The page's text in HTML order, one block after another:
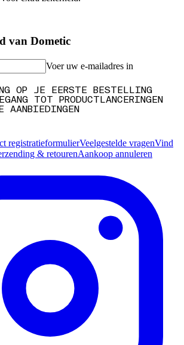
van Dometic
Voer uw e-mailadres in
OP JE EERSTE BESTELLING
TOT PRODUCTLANCERINGEN
AANBIEDINGEN
registratieformulierVeelgestelde vragenVind
& retourenAankoop annuleren